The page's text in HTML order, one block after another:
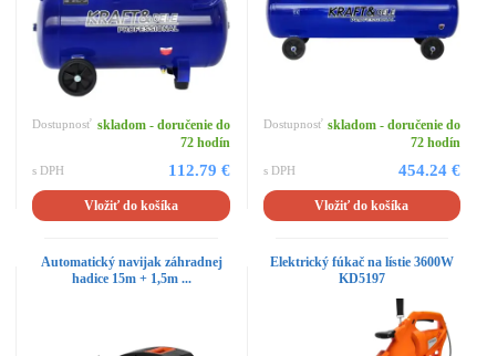
Dostupnosť skladom - doručenie do
72 hodín
s DPH 112.79 €
Vložiť do košíka
Dostupnosť skladom - doručenie do
72 hodín
s DPH 454.24 €
Vložiť do košíka
Automatický navijak záhradnej
hadice 15m + 1,5m ...
Elektrický fúkač na lístie 3600W
KD5197